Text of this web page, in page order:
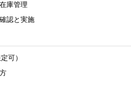
庫管理
認と実施
可）